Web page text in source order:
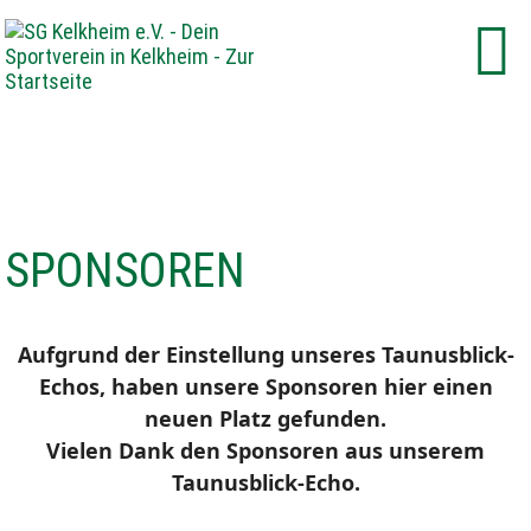
SPONSOREN
Aufgrund der Einstellung unseres Taunusblick-
Echos, haben unsere Sponsoren hier einen
neuen Platz gefunden.
Vielen Dank den Sponsoren aus unserem
Taunusblick-Echo.